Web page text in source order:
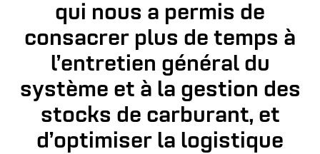
qui nous a permis de
consacrer plus de temps à
l’entretien général du
système et à la gestion des
stocks de carburant, et
d’optimiser la logistique